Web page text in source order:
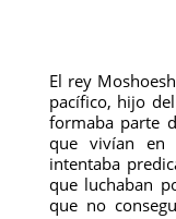
El rey
pacífico, hijo
formaba parte
que vivían en
intentaba
que luchaban
que no